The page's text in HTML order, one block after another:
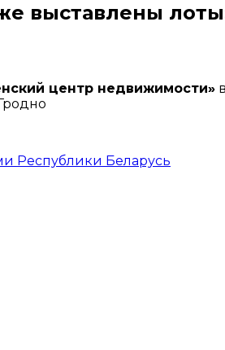
выставлены
центр недвижимости»
Республики Беларусь